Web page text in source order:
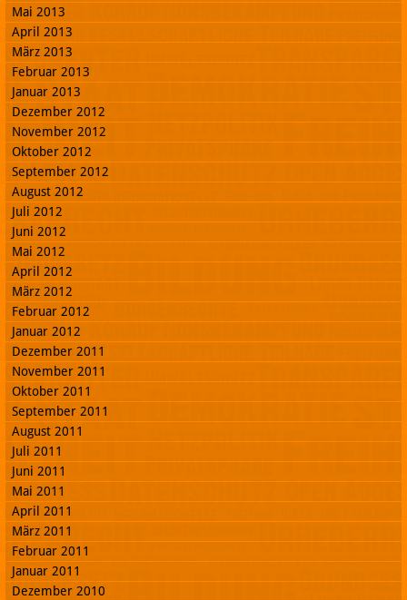
Mai 2013
April 2013
März 2013
Februar 2013
Januar 2013
Dezember 2012
November 2012
Oktober 2012
September 2012
August 2012
Juli 2012
Juni 2012
Mai 2012
April 2012
März 2012
Februar 2012
Januar 2012
Dezember 2011
November 2011
Oktober 2011
September 2011
August 2011
Juli 2011
Juni 2011
Mai 2011
April 2011
März 2011
Februar 2011
Januar 2011
Dezember 2010